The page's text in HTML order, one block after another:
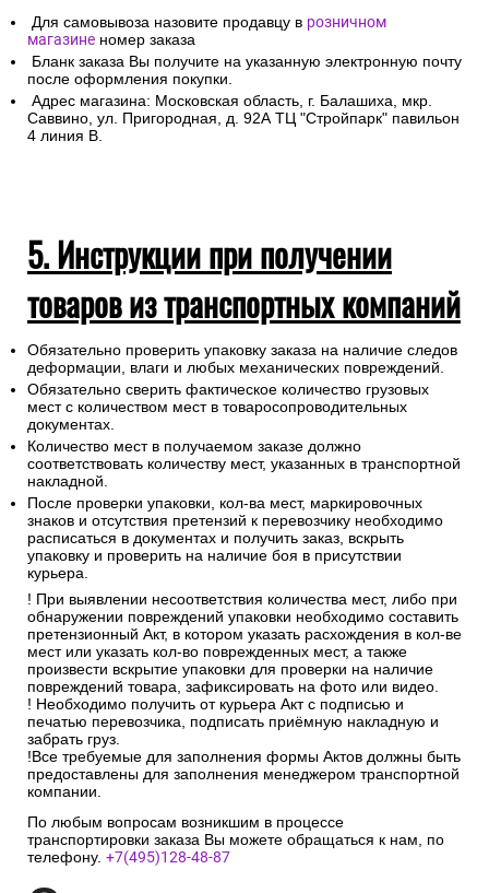
Для самовывоза назовите продавцу в розничном
магазине номер заказа
Бланк заказа Вы получите на указанную электронную почту
после оформления покупки.
Адрес магазина: Московская область, г. Балашиха, мкр.
Саввино, ул. Пригородная, д. 92А ТЦ "Стройпарк" павильон
4 линия В.
5. Инструкции при получении
товаров из транспортных компаний
Обязательно проверить упаковку заказа на наличие следов
деформации, влаги и любых механических повреждений.
Обязательно сверить фактическое количество грузовых
мест с количеством мест в товаросопроводительных
документах.
Количество мест в получаемом заказе должно
соответствовать количеству мест, указанных в транспортной
накладной.
После проверки упаковки, кол-ва мест, маркировочных
знаков и отсутствия претензий к перевозчику необходимо
расписаться в документах и получить заказ, вскрыть
упаковку и проверить на наличие боя в присутствии
курьера.
! При выявлении несоответствия количества мест, либо при
обнаружении повреждений упаковки необходимо составить
претензионный Акт, в котором указать расхождения в кол-ве
мест или указать кол-во поврежденных мест, а также
произвести вскрытие упаковки для проверки на наличие
повреждений товара, зафиксировать на фото или видео.
! Необходимо получить от курьера Акт с подписью и
печатью перевозчика, подписать приёмную накладную и
забрать груз.
!Все требуемые для заполнения формы Актов должны быть
предоставлены для заполнения менеджером транспортной
компании.
По любым вопросам возникшим в процессе
транспортировки заказа Вы можете обращаться к нам, по
телефону. +7(495)128-48-87